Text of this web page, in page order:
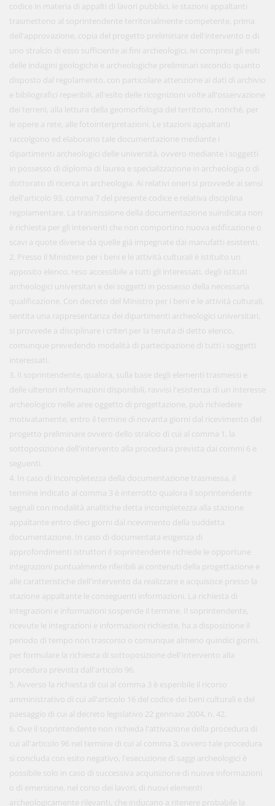
codice in materia di appalti di lavori pubblici, le stazioni appaltanti
trasmettono al soprintendente territorialmente competente, prima
dell'approvazione, copia del progetto preliminare dell'intervento o di
uno stralcio di esso sufficiente ai fini archeologici, ivi compresi gli esiti
delle indagini geologiche e archeologiche preliminari secondo quanto
disposto dal regolamento, con particolare attenzione ai dati di archivio
e bibliografici reperibili, all'esito delle ricognizioni volte all'osservazione
dei terreni, alla lettura della geomorfologia del territorio, nonché, per
le opere a rete, alle fotointerpretazioni. Le stazioni appaltanti
raccolgono ed elaborano tale documentazione mediante i
dipartimenti archeologici delle università, ovvero mediante i soggetti
in possesso di diploma di laurea e specializzazione in archeologia o di
dottorato di ricerca in archeologia. Ai relativi oneri si provvede ai sensi
dell'articolo 93, comma 7 del presente codice e relativa disciplina
regolamentare. La trasmissione della documentazione suindicata non
è richiesta per gli interventi che non comportino nuova edificazione o
scavi a quote diverse da quelle già impegnate dai manufatti esistenti.
2. Presso il Ministero per i beni e le attività culturali è istituito un
apposito elenco, reso accessibile a tutti gli interessati, degli istituti
archeologici universitari e dei soggetti in possesso della necessaria
qualificazione. Con decreto del Ministro per i beni e le attività culturali,
sentita una rappresentanza dei dipartimenti archeologici universitari,
si provvede a disciplinare i criteri per la tenuta di detto elenco,
comunque prevedendo modalità di partecipazione di tutti i soggetti
interessati.
3. Il soprintendente, qualora, sulla base degli elementi trasmessi e
delle ulteriori informazioni disponibili, ravvisi l'esistenza di un interesse
archeologico nelle aree oggetto di progettazione, può richiedere
motivatamente, entro il termine di novanta giorni dal ricevimento del
progetto preliminare ovvero dello stralcio di cui al comma 1, la
sottoposizione dell'intervento alla procedura prevista dai commi 6 e
seguenti.
4. In caso di incompletezza della documentazione trasmessa, il
termine indicato al comma 3 è interrotto qualora il soprintendente
segnali con modalità analitiche detta incompletezza alla stazione
appaltante entro dieci giorni dal ricevimento della suddetta
documentazione. In caso di documentata esigenza di
approfondimenti istruttori il soprintendente richiede le opportune
integrazioni puntualmente riferibili ai contenuti della progettazione e
alle caratteristiche dell'intervento da realizzare e acquisisce presso la
stazione appaltante le conseguenti informazioni. La richiesta di
integrazioni e informazioni sospende il termine. Il soprintendente,
ricevute le integrazioni e informazioni richieste, ha a disposizione il
periodo di tempo non trascorso o comunque almeno quindici giorni,
per formulare la richiesta di sottoposizione dell'intervento alla
procedura prevista dall'articolo 96.
5. Avverso la richiesta di cui al comma 3 è esperibile il ricorso
amministrativo di cui all'articolo 16 del codice dei beni culturali e del
paesaggio di cui al decreto legislativo 22 gennaio 2004, n. 42.
6. Ove il soprintendente non richieda l'attivazione della procedura di
cui all'articolo 96 nel termine di cui al comma 3, ovvero tale procedura
si concluda con esito negativo, l'esecuzione di saggi archeologici è
possibile solo in caso di successiva acquisizione di nuove informazioni
o di emersione, nel corso dei lavori, di nuovi elementi
archeologicamente rilevanti, che inducano a ritenere probabile la